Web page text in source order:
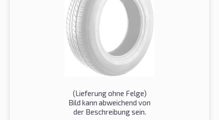
(Lieferung ohne Felge)
Bild kann abweichend von
der Beschreibung sein.